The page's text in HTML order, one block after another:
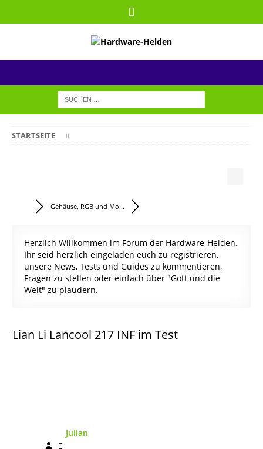
STARTSEITE
Gehäuse, RGB und Mo...
Herzlich Willkommen im Forum der Hardware-Helden.
Ihr seid herzlich eingeladen euch zu registrieren,
unsere News, Tests und Guides zu kommentieren,
Fragen zu stellen oder einfach über "Gott und die
Welt" zu plaudern.
Lian Li Lancool 217 INF im Test
Julian